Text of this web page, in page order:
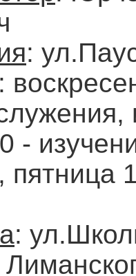
:
:
-
пятница
: